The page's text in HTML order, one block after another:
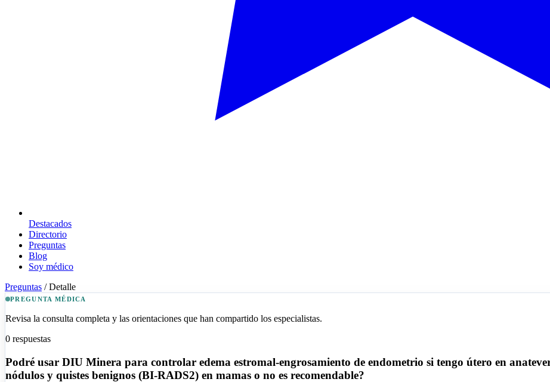
Destacados
Directorio
Preguntas
Blog
Soy médico
Preguntas / Detalle
PREGUNTA MÉDICA
Revisa la consulta completa y las orientaciones que han compartido los especialistas.
0 respuestas
Podré usar DIU Minera para controlar edema estromal-engrosamiento de endometrio si tengo útero en
nódulos y quistes benignos (BI-RADS2) en mamas o no es recomendable?